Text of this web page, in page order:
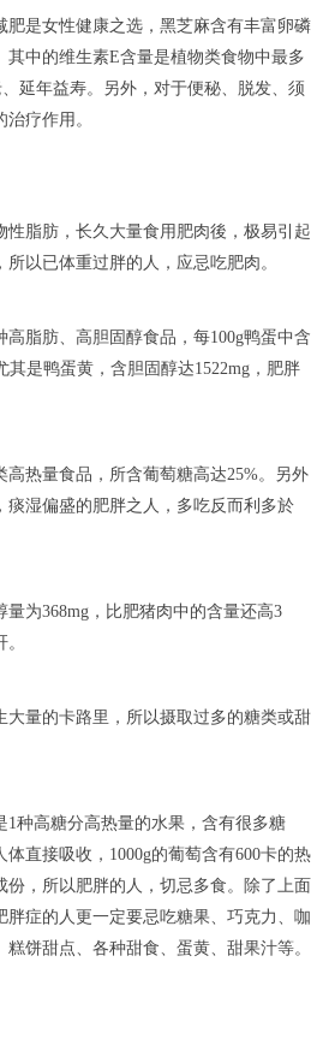
是女性健康之选，黑芝麻含有丰富卵磷
其中的维生素E含量是植物类食物中最多
延年益寿。另外，对于便秘、脱发、须
疗作用。
脂肪，长久大量食用肥肉後，极易引起
以已体重过胖的人，应忌吃肥肉。
脂肪、高胆固醇食品，每100g鸭蛋中含
其是鸭蛋黄，含胆固醇达1522mg，肥胖
热量食品，所含葡萄糖高达25%。另外
痰湿偏盛的肥胖之人，多吃反而利多於
为368mg，比肥猪肉中的含量还高3
量的卡路里，所以摄取过多的糖类或甜
高糖分高热量的水果，含有很多糖
直接吸收，1000g的葡萄含有600卡的热
，所以肥胖的人，切忌多食。除了上面
症的人更一定要忌吃糖果、巧克力、咖
饼甜点、各种甜食、蛋黄、甜果汁等。